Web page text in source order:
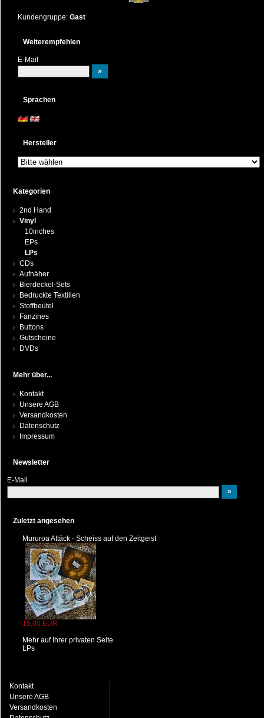
Kundengruppe: Gast
Weiterempfehlen
E-Mail
Sprachen
Hersteller
Kategorien
2nd Hand
Vinyl
10inches
EPs
LPs
CDs
Aufnäher
Bierdeckel-Sets
Bedruckte Textilien
Stoffbeutel
Fanzines
Buttons
Gutscheine
DVDs
Mehr über...
Kontakt
Unsere AGB
Versandkosten
Datenschutz
Impressum
Newsletter
E-Mail
Zuletzt angesehen
Mururoa Attäck - Scheiss auf den Zeitgeist
15,00 EUR
Mehr auf Ihrer privaten Seite
LPs
Kontakt
Unsere AGB
Versandkosten